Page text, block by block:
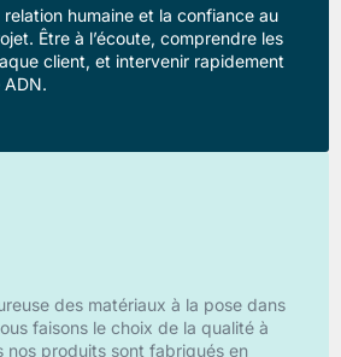
humaine et la confiance au
Être à l’écoute, comprendre les
client, et intervenir rapidement
des matériaux à la pose dans
faisons le choix de la qualité à
nos produits sont fabriqués en